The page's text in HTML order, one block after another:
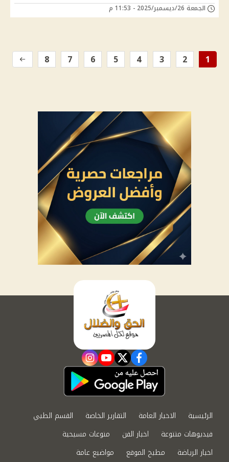
الجمعة 26/ديسمبر/2025 - 11:53 م
1
2
3
4
5
6
7
8
facebook
twitter
youtube
instagram
الرئيسية الاخبار العامة التقارير الخاصة
القسم الطبي
فيديوهات متنوعة
اخبار الفن
منوعات مسيحية
اخبار الرياضة
مطبخ الموقع مواضيع عامة